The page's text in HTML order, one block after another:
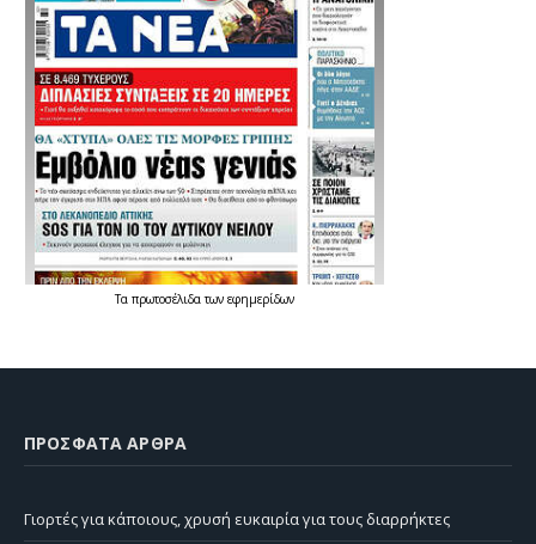
Τα πρωτοσέλιδατων εφημερίδων
ΠΡΌΣΦΑΤΑ ΆΡΘΡΑ
Γιορτές για κάποιους, χρυσή ευκαιρία για τους διαρρήκτες